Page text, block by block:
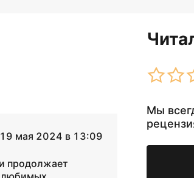
Мы
19 мая 2024 в 13:09
продолжает